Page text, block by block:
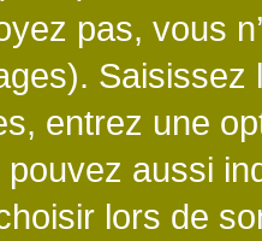
pas, vous
entrez une
aussi
lors de